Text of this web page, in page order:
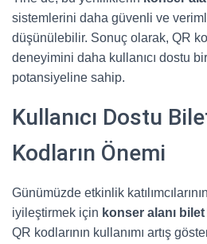
sistemlerini daha güvenli ve
düşünülebilir. Sonuç olarak, QR
deneyimini daha kullanıcı dostu
potansiyeline sahip.
Kullanıcı Dostu
Kodların Önemi
Günümüzde etkinlik
iyileştirmek için konser alanı bilet
QR kodlarının kullanımı artış